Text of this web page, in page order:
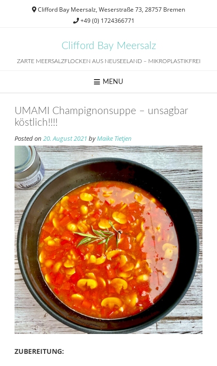
Clifford Bay Meersalz, Weserstraße 73, 28757 Bremen
+49 (0) 1724366771
Clifford Bay Meersalz
ZARTE MEERSALZFLOCKEN AUS NEUSEELAND – MIKROPLASTIKFREI
MENU
UMAMI Champignonsuppe – unsagbar
köstlich!!!!
Posted on 20. August 2021 byMaike Tietjen
ZUBEREITUNG: